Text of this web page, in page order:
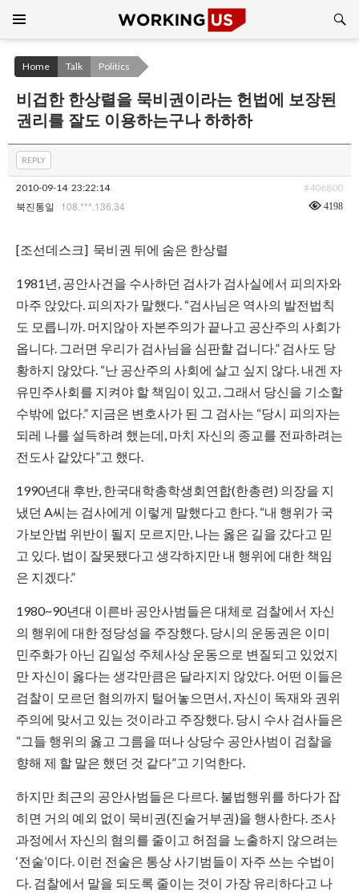
CONTENT
Home Talk Politics
비겁한 한상렬을 묵비권이라는 헌법에 보장된
권리를 잘도 이용하는구나 하하하
REPLY
2010-09-14 23:22:14 #406800
북진통일 108.***.136.34 4198
[조선데스크] 묵비권 뒤에 숨은 한상렬
1981년, 공안사건을 수사하던 검사가 검사실에서 피의자와
마주 앉았다. 피의자가 말했다. “검사님은 역사의 발전법칙
도 모릅니까. 머지않아 자본주의가 끝나고 공산주의 사회가
옵니다. 그러면 우리가 검사님을 심판할 겁니다.” 검사도 당
황하지 않았다. “난 공산주의 사회에 살고 싶지 않다. 내겐 자
유민주사회를 지켜야 할 책임이 있고, 그래서 당신을 기소할
수밖에 없다.” 지금은 변호사가 된 그 검사는 “당시 피의자는
되레 나를 설득하려 했는데, 마치 자신의 종교를 전파하려는
전도사 같았다”고 했다.
1990년대 후반, 한국대학총학생회연합(한총련) 의장을 지
냈던 A씨는 검사에게 이렇게 말했다고 한다. “내 행위가 국
가보안법 위반이 될지 모르지만, 나는 옳은 길을 갔다고 믿
고 있다. 법이 잘못됐다고 생각하지만 내 행위에 대한 책임
은 지겠다.”
1980~90년대 이른바 공안사범들은 대체로 검찰에서 자신
의 행위에 대한 정당성을 주장했다. 당시의 운동권은 이미
민주화가 아닌 김일성 주체사상 운동으로 변질되고 있었지
만 자신이 옳다는 생각만큼은 달라지지 않았다. 어떤 이들은
검찰이 모르던 혐의까지 털어놓으면서, 자신이 독재와 권위
주의에 맞서고 있는 것이라고 주장했다. 당시 수사 검사들은
“그들 행위의 옳고 그름을 떠나 상당수 공안사범이 검찰을
향해 제 할 말은 했던 것 같다”고 기억한다.
하지만 최근의 공안사범들은 다르다. 불법행위를 하다가 잡
히면 거의 예외 없이 묵비권(진술거부권)을 행사한다. 조사
과정에서 자신의 혐의를 줄이고 허점을 노출하지 않으려는
‘전술’이다. 이런 전술은 통상 사기범들이 자주 쓰는 수법이
다. 검찰에서 말을 되도록 줄이는 것이 가장 유리하다고 나